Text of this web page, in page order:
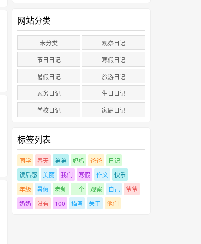
网站分类
未分类
观察日记
节日日记
寒假日记
暑假日记
旅游日记
家务日记
生日日记
学校日记
家庭日记
标签列表
同学 春天 弟弟 妈妈 爸爸
日记
读后感
美丽 我们 寒假 作文
快乐
年级
暑假 老师 一个 观察 自己
爷爷
奶奶
没有 100 描写 关于 他们